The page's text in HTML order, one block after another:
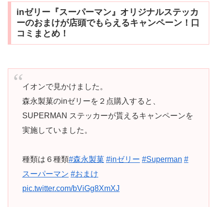
inゼリー『スーパーマン』オリジナルステッカ
ーのおまけが店頭でもらえるキャンペーン！口
コミまとめ！
イオンで見かけました。
森永製菓のinゼリーを２点購入すると、
SUPERMAN ステッカーが貰えるキャンペーンを
実施していました。
種類は６種類#森永製菓 #inゼリー #Superman #
スーパーマン #おまけ
pic.twitter.com/bViGg8XmXJ